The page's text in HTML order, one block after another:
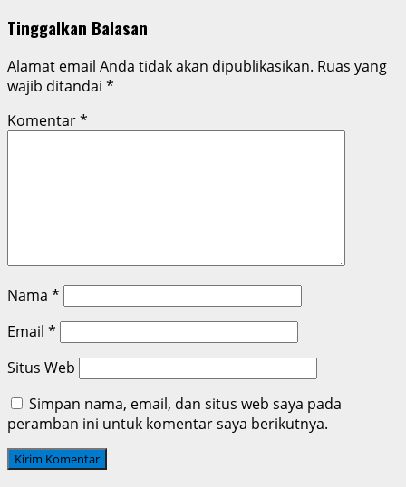
Tinggalkan Balasan
Alamat email Anda tidak akan dipublikasikan. Ruas yang
wajib ditandai *
Komentar*
Nama *
Email *
Situs Web
Simpan nama, email, dan situs web saya pada
peramban ini untuk komentar saya berikutnya.